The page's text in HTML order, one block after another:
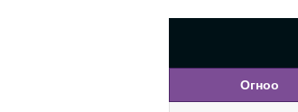
Огноо